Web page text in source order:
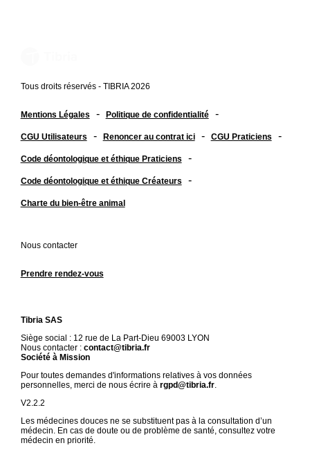
Tous droits réservés - TIBRIA 2026
Mentions Légales - Politique de confidentialité -
CGU Utilisateurs - Renoncer au contrat ici - CGU Praticiens -
Code déontologique et éthique Praticiens -
Code déontologique et éthique Créateurs -
Charte du bien-être animal
Nous contacter
Prendre rendez-vous
Tibria SAS
Siège social : 12 rue de La Part-Dieu 69003 LYON
Nous contacter : contact@tibria.fr
Société à Mission
Pour toutes demandes d'informations relatives à vos données
personnelles, merci de nous écrire à rgpd@tibria.fr.
V2.2.2
Les médecines douces ne se substituent pas à la consultation d’un
médecin. En cas de doute ou de problème de santé, consultez votre
médecin en priorité.